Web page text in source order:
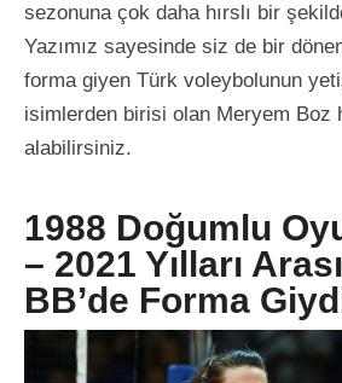
sezonuna çok daha hırslı bir
Yazımız sayesinde siz de bir
forma giyen Türk voleybolunun
isimlerden birisi olan Meryem Boz
alabilirsiniz.
1988 Doğumlu
– 2021 Yılları
BB’de Forma